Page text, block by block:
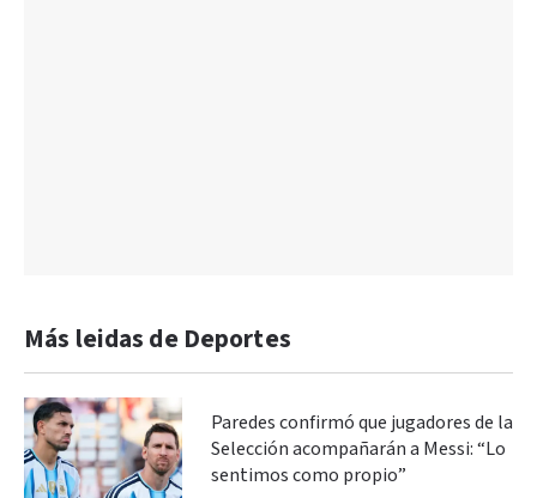
Más leidas de Deportes
Paredes confirmó que jugadores de la
Selección acompañarán a Messi: “Lo
sentimos como propio”